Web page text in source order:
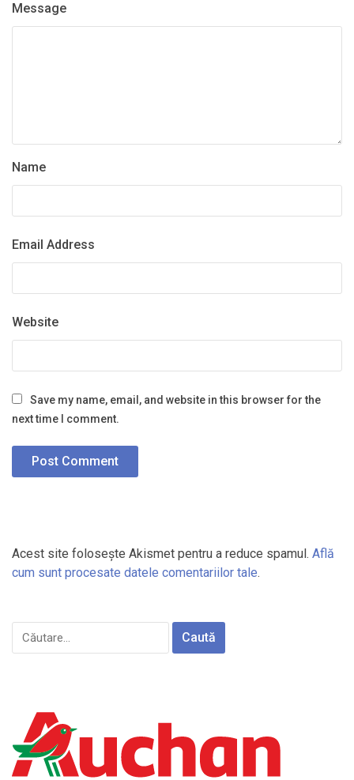
Message
Name
Email Address
Website
Save my name, email, and website in this browser for the
next time I comment.
Acest site folosește Akismet pentru a reduce spamul. Află
cum sunt procesate datele comentariilor tale.
Caută
după: